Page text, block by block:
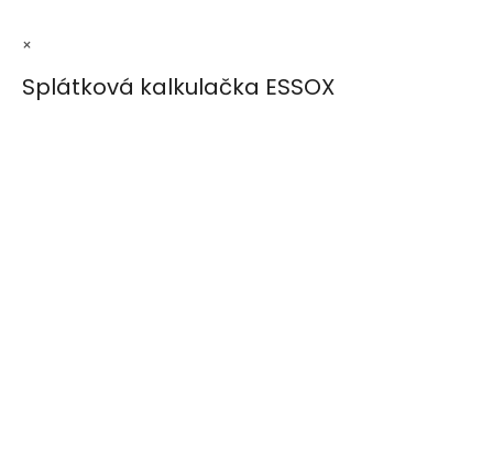
×
Splátková kalkulačka ESSOX